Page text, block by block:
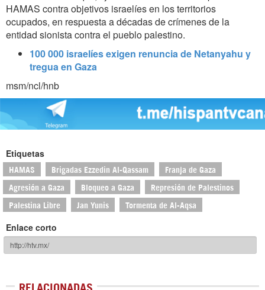
HAMAS contra objetivos israelíes en los territorios
ocupados, en respuesta a décadas de crímenes de la
entidad sionista contra el pueblo palestino.
100 000 israelíes exigen renuncia de Netanyahu y
tregua en Gaza
msm/ncl/hnb
Etiquetas
HAMAS Brigadas Ezzedin Al-Qassam Franja de Gaza
Agresión a Gaza Bloqueo a Gaza Represión de Palestinos
Palestina Libre Jan Yunis Tormenta de Al-Aqsa
Enlace corto
RELACIONADAS